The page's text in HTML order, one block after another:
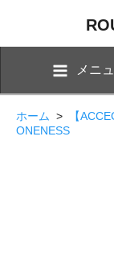
メニ
ホーム > 【
ONENESS